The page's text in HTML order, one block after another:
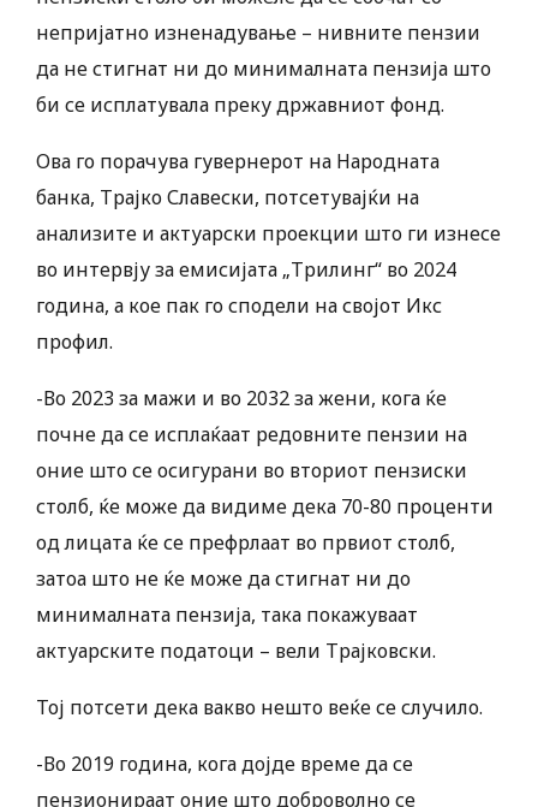
непријатно изненадување – нивните пензии
да не стигнат ни до минималната пензија што
би се исплатувала преку државниот фонд.
Ова го порачува гувернерот на Народната
банка, Трајко Славески, потсетувајќи на
анализите и актуарски проекции што ги изнесе
во интервју за емисијата „Трилинг“ во 2024
година, а кое пак го сподели на својот Икс
профил.
-Во 2023 за мажи и во 2032 за жени, кога ќе
почне да се исплаќаат редовните пензии на
оние што се осигурани во вториот пензиски
столб, ќе може да видиме дека 70-80 проценти
од лицата ќе се префрлаат во првиот столб,
затоа што не ќе може да стигнат ни до
минималната пензија, така покажуваат
актуарските податоци – вели Трајковски.
Тој потсети дека вакво нешто веќе се случило.
-Во 2019 година, кога дојде време да се
пензионираат оние што доброволно се